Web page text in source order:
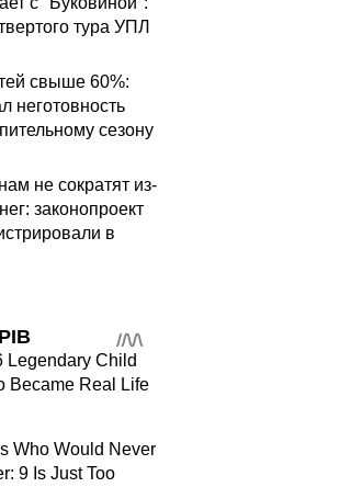
тура УПЛ
свыше 60%:
неготовность
сезону
не сократят из-
законопроект
в
Legendary Child
Became Real Life
Who Would Never
9 Is Just Too